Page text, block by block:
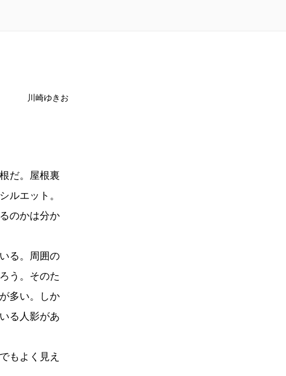
川崎ゆきお
だ。屋根裏
ルエット。
のかは分か
る。周囲の
う。そのた
多い。しか
る人影があ
もよく見え